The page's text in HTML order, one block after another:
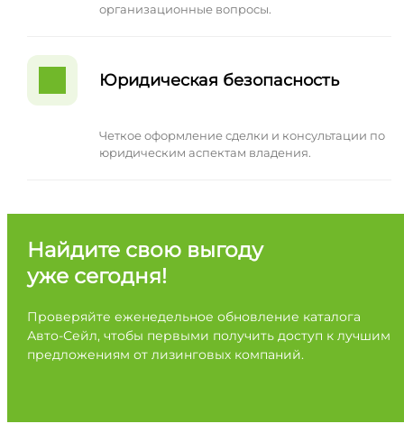
организационные вопросы.
Юридическая безопасность
Четкое оформление сделки и консультации по
юридическим аспектам владения.
Найдите свою выгоду
уже сегодня!
Проверяйте еженедельное обновление каталога
Авто-Сейл, чтобы первыми получить доступ к лучшим
предложениям от лизинговых компаний.